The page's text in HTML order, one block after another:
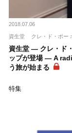
2018.07.06
資生堂 クレ・ド・ポー
資生堂 ― クレ・ド
ップが登場 ― A
う旅が始まる
特集